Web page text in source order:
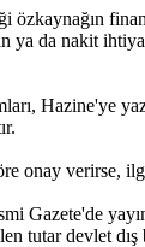
özkaynağın
ya da nakit
Hazine'ye
onay verirse,
Gazete'de
tutar devlet dış